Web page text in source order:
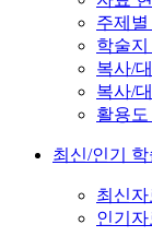
주제
학술
복사/
복사/
활용도
최신/인기 학
최신자
인기자